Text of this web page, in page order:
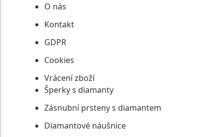
O nás
Kontakt
GDPR
Cookies
Vrácení zboží
Šperky s diamanty
Zásnubní prsteny s diamantem
Diamantové náušnice